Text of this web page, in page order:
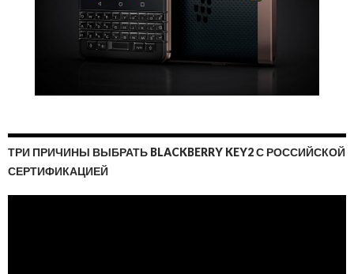
ТРИ ПРИЧИНЫ ВЫБРАТЬ BLACKBERRY KEY2 С РОССИЙСКОЙ
СЕРТИФИКАЦИЕЙ